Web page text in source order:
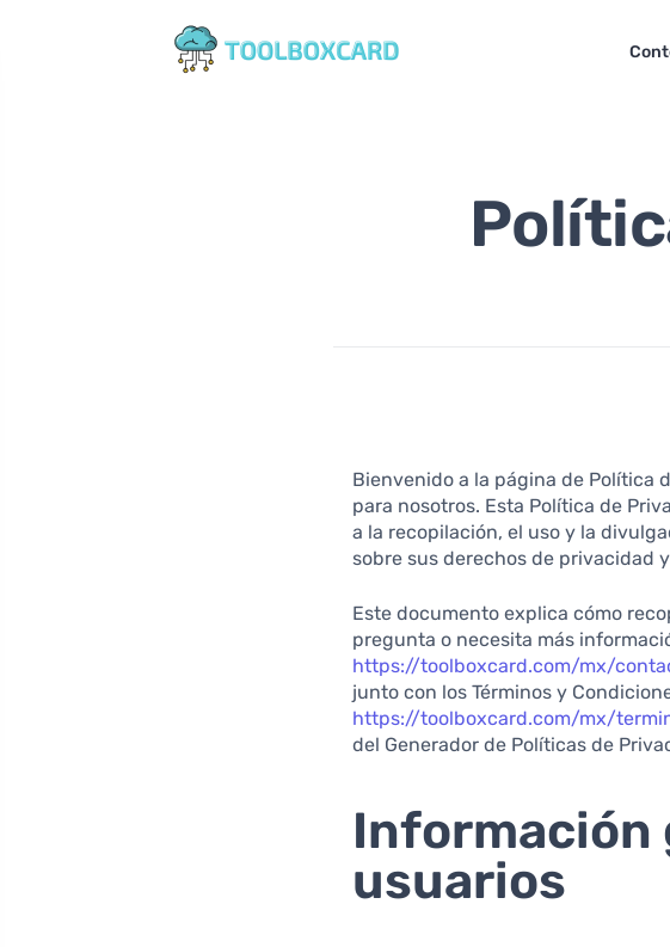
Bienvenido a la página de Política
para nosotros. Esta Política de
a la recopilación, el uso y la
sobre sus derechos de privacidad
Este documento explica cómo
pregunta o necesita más
https://toolboxcard.com/mx/
junto con los Términos y
https://toolboxcard.com/mx/
del Generador de Políticas de
Información
usuarios